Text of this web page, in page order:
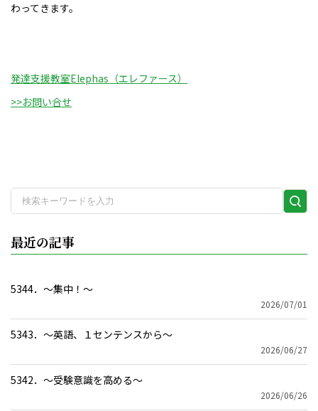
わってきます。
発達支援教室Elephas（エレファース）
>>お問い合せ
検
最近の記事
5344．～集中！〜
2026/07/01
5343．～英語、１センテンスから〜
2026/06/27
5342．～受験意識を高める〜
2026/06/26